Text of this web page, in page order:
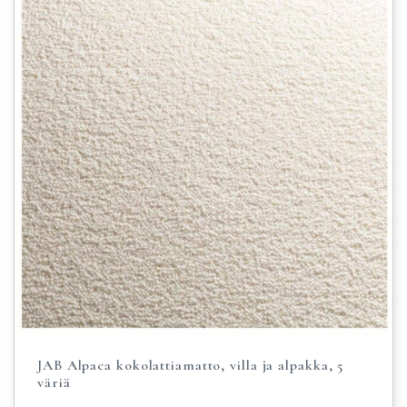
JAB Alpaca kokolattiamatto, villa ja alpakka, 5
väriä